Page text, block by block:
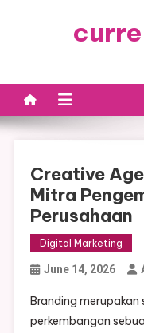
Creative
Mitra
Perusahaan
Digital Marketing
June 14, 2026
Branding
perkembangan